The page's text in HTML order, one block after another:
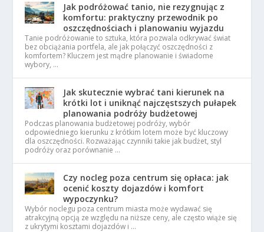
Jak podróżować tanio, nie rezygnując z
komfortu: praktyczny przewodnik po
oszczędnościach i planowaniu wyjazdu
Tanie podróżowanie to sztuka, która pozwala odkrywać świat
bez obciążania portfela, ale jak połączyć oszczędności z
komfortem? Kluczem jest mądre planowanie i świadome
wybory, …
Jak skutecznie wybrać tani kierunek na
krótki lot i uniknąć najczęstszych pułapek
planowania podróży budżetowej
Podczas planowania budżetowej podróży, wybór
odpowiedniego kierunku z krótkim lotem może być kluczowy
dla oszczędności. Rozważając czynniki takie jak budżet, styl
podróży oraz porównanie …
Czy nocleg poza centrum się opłaca: jak
ocenić koszty dojazdów i komfort
wypoczynku?
Wybór noclegu poza centrum miasta może wydawać się
atrakcyjną opcją ze względu na niższe ceny, ale często wiąże się
z ukrytymi kosztami dojazdów i …